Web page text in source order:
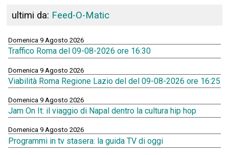
ultimi da: Feed-O-Matic
Domenica 9 Agosto 2026
Traffico Roma del 09-08-2026 ore 16:30
Domenica 9 Agosto 2026
Viabilità Roma Regione Lazio del del 09-08-2026 ore 16:25
Domenica 9 Agosto 2026
Jam On It: il viaggio di Napal dentro la cultura hip hop
Domenica 9 Agosto 2026
Programmi in tv stasera: la guida TV di oggi